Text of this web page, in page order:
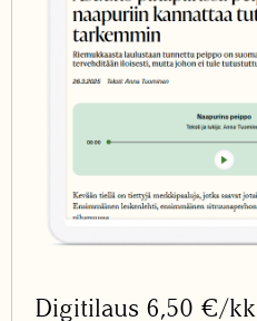
Digitilaus 6,50 €/kk